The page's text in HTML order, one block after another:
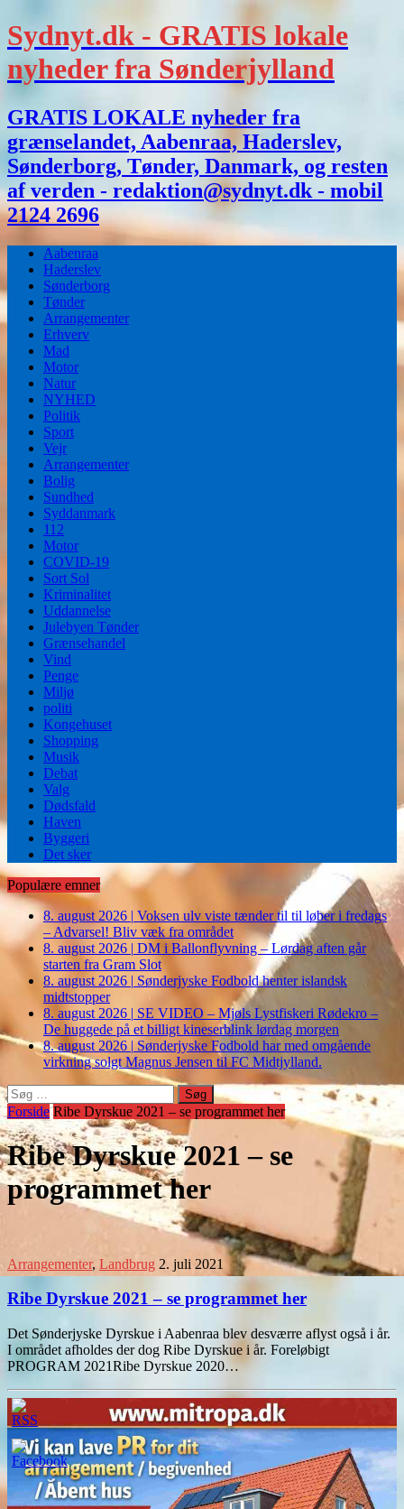
Sydnyt.dk - GRATIS lokale
nyheder fra Sønderjylland
GRATIS LOKALE nyheder fra
grænselandet, Aabenraa, Haderslev,
Sønderborg, Tønder, Danmark, og resten
af verden - redaktion@sydnyt.dk - mobil
2124 2696
Aabenraa
Haderslev
Sønderborg
Tønder
Arrangementer
Erhverv
Mad
Motor
Natur
NYHED
Politik
Sport
Vejr
Arrangementer
Bolig
Sundhed
Syddanmark
112
Motor
COVID-19
Sort Sol
Kriminalitet
Uddannelse
Julebyen Tønder
Grænsehandel
Vind
Penge
Miljø
politi
Kongehuset
Shopping
Musik
Debat
Valg
Dødsfald
Haven
Byggeri
Det sker
Populære emner
8. august 2026 | Voksen ulv viste tænder til til løber i fredags
– Advarsel! Bliv væk fra området
8. august 2026 | DM i Ballonflyvning – Lørdag aften går
starten fra Gram Slot
8. august 2026 | Sønderjyske Fodbold henter islandsk
midtstopper
8. august 2026 | SE VIDEO – Mjøls Lystfiskeri Rødekro –
De huggede på et billigt kineserblink lørdag morgen
8. august 2026 | Sønderjyske Fodbold har med omgående
virkning solgt Magnus Jensen til FC Midtjylland.
Søg
efter:
Forside Ribe Dyrskue 2021 – se programmet her
Ribe Dyrskue 2021 – se
programmet her
Arrangementer, Landbrug 2. juli 2021
Ribe Dyrskue 2021 – se programmet her
Det Sønderjyske Dyrskue i Aabenraa blev desværre aflyst også i år.
I området afholdes der dog Ribe Dyrskue i år. Foreløbigt
PROGRAM 2021Ribe Dyrskue 2020…